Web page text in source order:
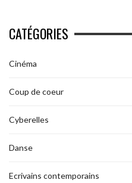
CATÉGORIES
Cinéma
Coup de coeur
Cyberelles
Danse
Ecrivains contemporains